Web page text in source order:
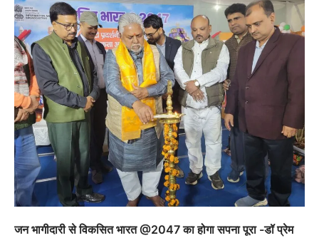
जन भागीदारी से विकसित भारत @2047 का होगा सपना पूरा -डॉ प्रेम